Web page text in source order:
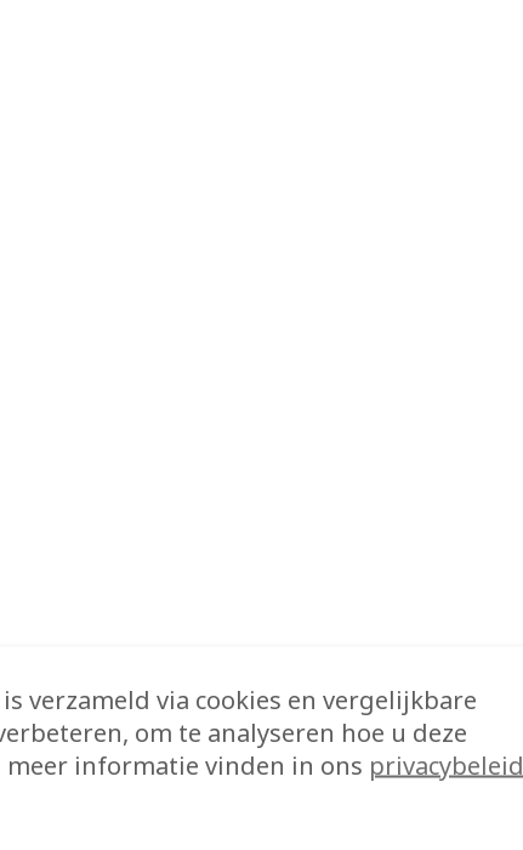
verzameld via cookies en vergelijkbare
om te analyseren hoe u deze
informatie vinden in ons privacybeleid